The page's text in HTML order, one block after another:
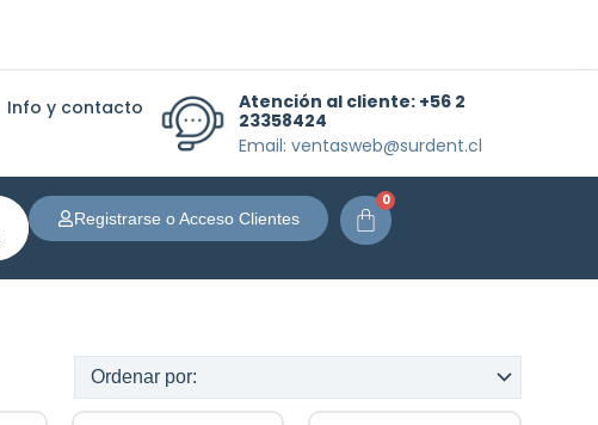
Info y contacto Atención al cliente: +56 2
23358424
Email: ventasweb@surdent.cl
Registrarse o Acceso Clientes
0
Carrito